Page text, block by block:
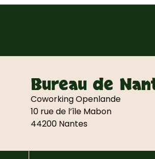
Bureau de
Coworking Openlande
10 rue de l’île Mabon
44200 Nantes